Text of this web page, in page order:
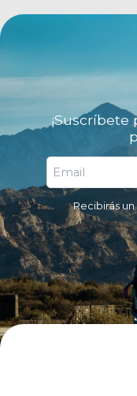
¡Suscríbete
Recibirás